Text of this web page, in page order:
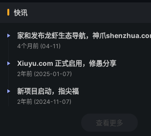
快讯
家和发布龙虾生态导航，神爪
4个月前 (04-11)
Xiuyu.com 正式启用，修愚分享
2年前 (2025-01-07)
新项目启动，指尖福
2年前 (2024-11-07)
查看更多